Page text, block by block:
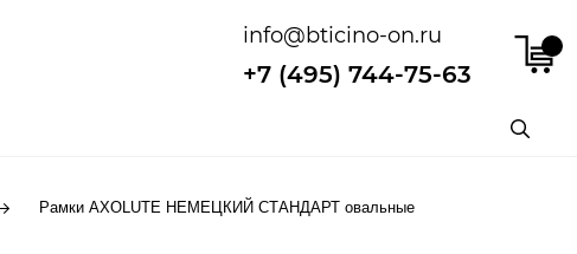
info@bticino-on.ru
+7 (495) 744-75-63
Рамки AXOLUTE НЕМЕЦКИЙ СТАНДАРТ овальные